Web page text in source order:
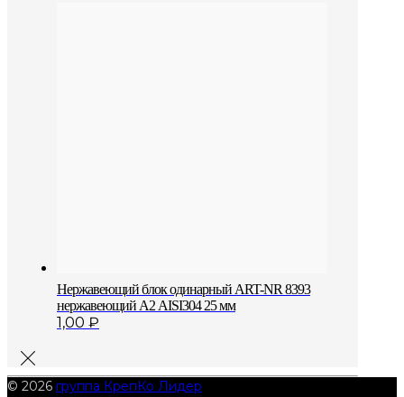
Нержавеющий блок одинарный АRT-NR 8393
нержавеющий А2 AISI304 25 мм
1,00 ₽
© 2026 группа КрепКо Лидер